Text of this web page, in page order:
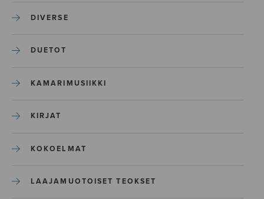
DIVERSE
DUETOT
KAMARIMUSIIKKI
KIRJAT
KOKOELMAT
LAAJAMUOTOISET TEOKSET